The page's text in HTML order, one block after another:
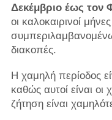
Δεκέμβριο έως τον
οι καλοκαιρινοί
διακοπές.
Η χαμηλή περίοδος
καθώς αυτοί είναι οι
ζήτηση είναι